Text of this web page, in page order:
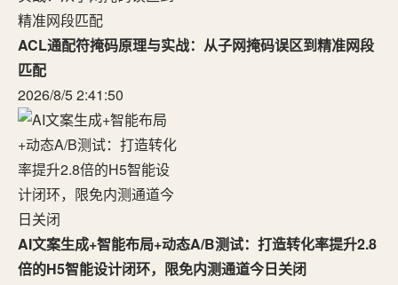
ACL通配符掩码原理与实战：从子网掩码误区到精准网段
匹配
2026/8/5 2:41:50
AI文案生成+智能布局+动态A/B测试：打造转化率提升2.8
倍的H5智能设计闭环，限免内测通道今日关闭